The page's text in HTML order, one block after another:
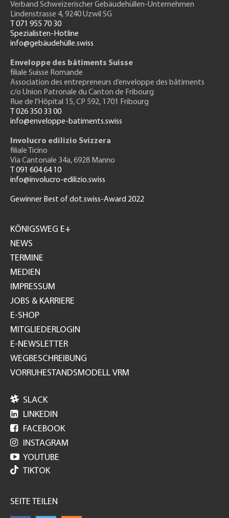
Verband Schweizerischer Gebäudehüllen-Unternehmen
Lindenstrasse 4, 9240 Uzwil SG
T 071 955 70 30
Spezialisten-Hotline
info@gebäudehülle.swiss
Enveloppe des bâtiments Suisse
filiale Suisse Romande
Association des entrepreneurs d’enveloppe des bâtiments
c/o Union Patronale du Canton de Fribourg
Rue de l'Hôpital 15, CP 592, 1701 Fribourg
T 026 350 33 00
info@enveloppe-batiments.swiss
Involucro edilizio Svizzera
filiale Ticino
Via Cantonale 34a, 6928 Manno
T 091 604 64 10
info@involucro-edilizio.swiss
Gewinner Best of dot.swiss-Award 2022
GH
KÖNIGSWEG E+
NEWS
TERMINE
MEDIEN
IMPRESSUM
JOBS & KARRIERE
E-SHOP
MITGLIEDERLOGIN
E-NEWSLETTER
WEGBESCHREIBUNG
VORRUHESTANDSMODELL VRM
 SLACK
 LINKEDIN
 FACEBOOK
 INSTAGRAM
 YOUTUBE
TIKTOK
SEITE TEILEN